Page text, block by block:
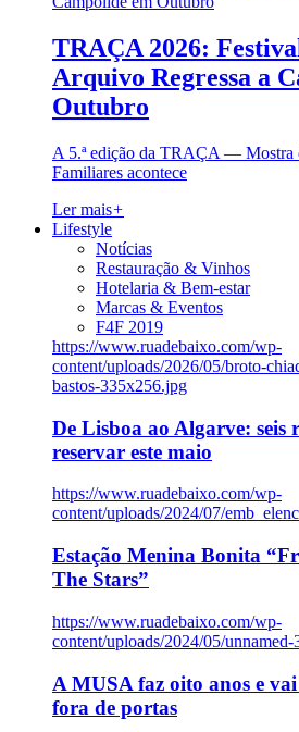
TRAÇA 2026:
Arquivo Regressa a
Outubro
A 5.ª edição da TRAÇA — Mostra
Familiares acontece
Ler mais+
Lifestyle
Notícias
Restauração & Vinhos
Hotelaria & Bem-estar
Marcas & Eventos
F4F 2019
https://www.ruadebaixo.com/wp-
content/uploads/2026/05/broto-
bastos-335x256.jpg
De Lisboa ao Algarve: seis
reservar este maio
https://www.ruadebaixo.com/wp-
content/uploads/2024/07/
Estação Menina Bonita
The Stars”
https://www.ruadebaixo.com/wp-
content/uploads/2024/05/
A MUSA faz oito anos e
fora de portas